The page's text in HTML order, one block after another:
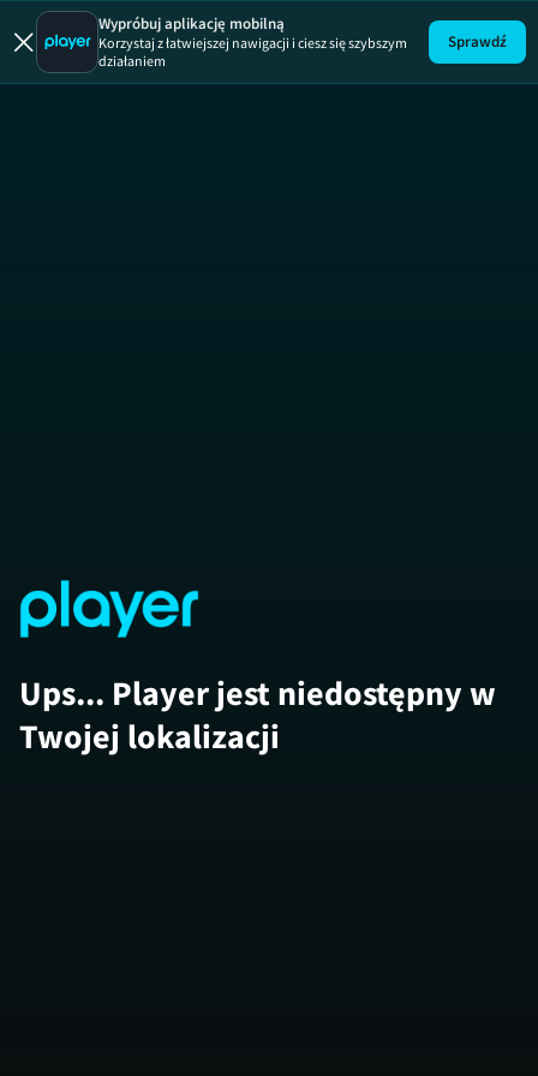
Mała Syrenka
Wypróbuj aplikację mobilną
Korzystaj z łatwiejszej nawigacji i ciesz się szybszym
działaniem
Sprawdź
Ups... Player jest niedostępny w
Twojej lokalizacji